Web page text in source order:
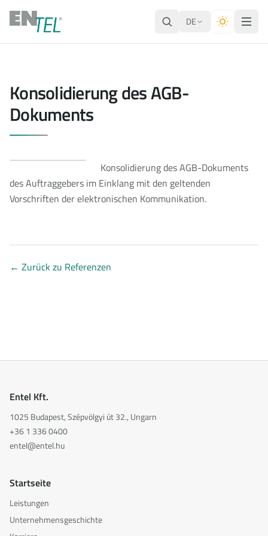
DE
Konsolidierung des AGB-
Dokuments
Konsolidierung des AGB-Dokuments
des Auftraggebers im Einklang mit den geltenden
Vorschriften der elektronischen Kommunikation.
← Zurück zu Referenzen
Entel Kft.
1025 Budapest, Szépvölgyi út 32., Ungarn
+36 1 336 0400
entel@entel.hu
Startseite
Leistungen
Unternehmensgeschichte